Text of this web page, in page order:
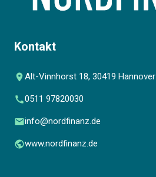
Kontakt
Alt-Vinnhorst 18, 30419 Hannover
0511 97820030
info@nordfinanz.de
www.nordfinanz.de